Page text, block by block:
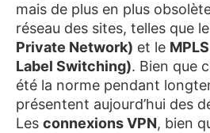
mais de plus en plus
réseau des sites, telles que le
Private Network) et le
Label Switching). Bien que
été la norme pendant
présentent aujourd’hui des
Les connexions VPN, bien